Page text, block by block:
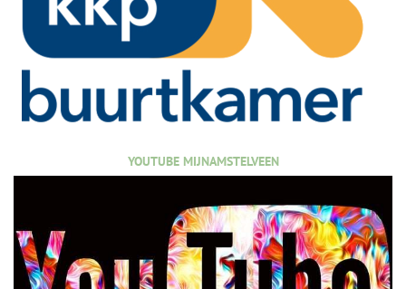
YOUTUBE MIJNAMSTELVEEN